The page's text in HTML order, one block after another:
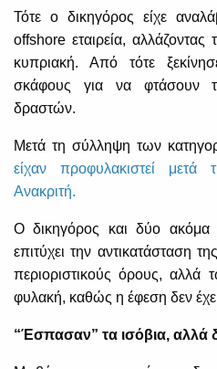
Τότε ο δικηγόρος είχε
offshore εταιρεία,
κυπριακή. Από τότε
σκάφους για να φτάσουν
δραστών.
Μετά τη σύλληψη των
είχαν προφυλακιστεί μετά
Ανακριτή.
Ο δικηγόρος και δύο ακόμα
επιτύχει την αντικατάσταση
περιοριστικούς όρους, αλλά
φυλακή, καθώς η έφεση δεν
“Έσπασαν” τα ισόβια, αλλά